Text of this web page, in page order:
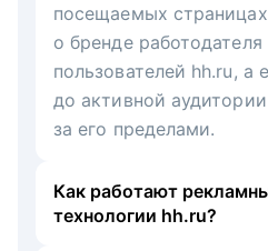
посещаемых
о бренде
пользователей hh.ru, а
до активной
за его пределами.
Как работают
технологии hh.ru?